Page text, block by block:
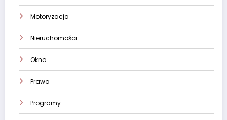
Motoryzacja
Nieruchomości
Okna
Prawo
Programy